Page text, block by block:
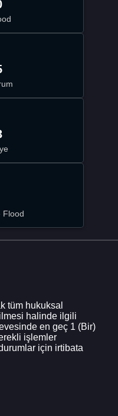
Flood
tüm hukuksal
halinde ilgili
en geç 1 (Bir)
işlemler
için irtibata